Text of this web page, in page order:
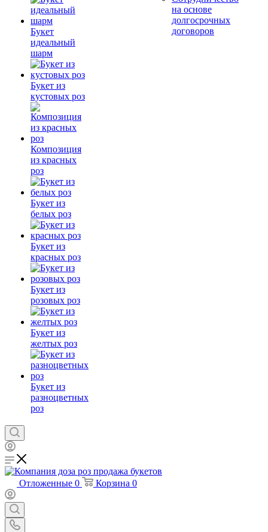
Букет
идеальный
шарм
Букет из
кустовых роз
Композиция
из красных
роз
Букет из
белых роз
Букет из
красных роз
Букет из
розовых роз
Букет из
желтых роз
Букет из
разноцветных
роз
на основе
долгосрочных
договоров
Отложенные 0 Корзина 0